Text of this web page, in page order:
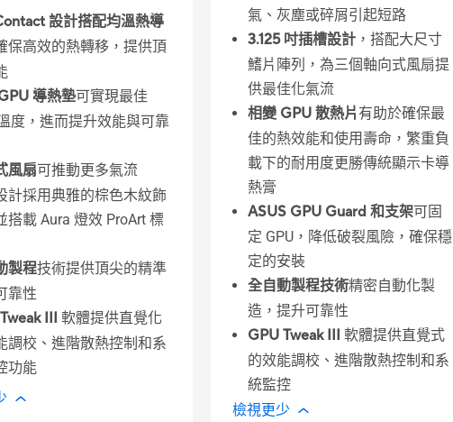
設計搭配均溫熱導
保高效的熱轉移，提供頂
導熱墊可實現最佳
度，進而提升效能與可靠
風扇可推動更多氣流
計採用典雅的棕色木紋飾
搭載 Aura 燈效 ProArt 標
製程技術提供頂尖的精準
靠性
III 軟體提供直覺化
調校、進階散熱控制和系
功能
氣、灰塵或碎屑引起短路
3.125 吋插槽設計 ，搭配大尺寸
鰭片陣列，為三個軸向式風扇提
供最佳化氣流
相變 GPU 散熱片 有助於確保最
佳的熱效能和使用壽命，繁重負
載下的耐用度更勝傳統顯示卡導
熱膏
ASUS GPU Guard 和支架可固
定 GPU，降低破裂風險，確保穩
定的安裝
全自動製程技術精密自動化製
造，提升可靠性
GPU Tweak III 軟體提供直覺式
的效能調校、進階散熱控制和系
統監控
檢視更少